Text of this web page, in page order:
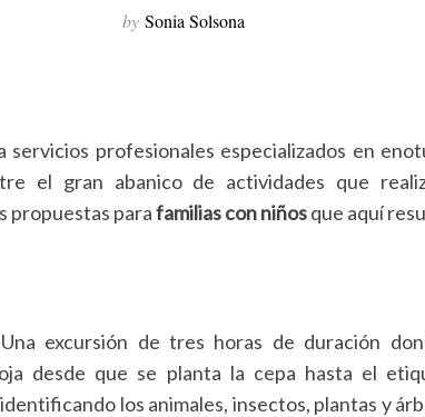
by Sonia Solsona
servicios profesionales especializados en
el gran abanico de actividades que
propuestas parafamilias con niñosque aquí
Una excursión de tres horas de duración
desde que se planta la cepa hasta el
los animales, insectos, plantas y